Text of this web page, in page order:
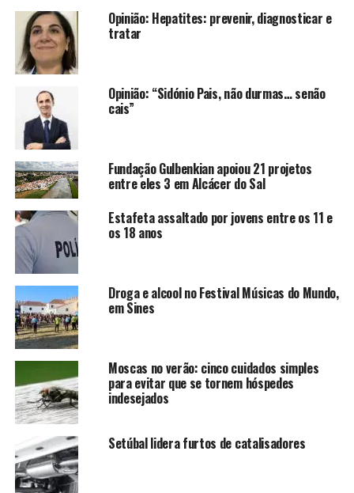
Opinião: Hepatites: prevenir, diagnosticar e
tratar
Opinião: “Sidónio Pais, não durmas… senão
cais”
Fundação Gulbenkian apoiou 21 projetos
entre eles 3 em Alcácer do Sal
Estafeta assaltado por jovens entre os 11 e
os 18 anos
Droga e alcool no Festival Músicas do Mundo,
em Sines
Moscas no verão: cinco cuidados simples
para evitar que se tornem hóspedes
indesejados
Setúbal lidera furtos de catalisadores